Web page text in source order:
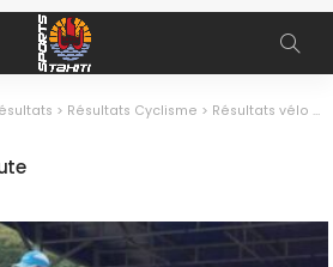
> Résultats Cyclisme > Résultats vélo sur Route